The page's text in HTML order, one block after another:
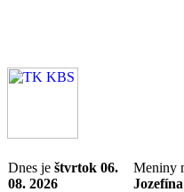
Dnes je štvrtok 06.
08. 2026
Meniny
Jozefína